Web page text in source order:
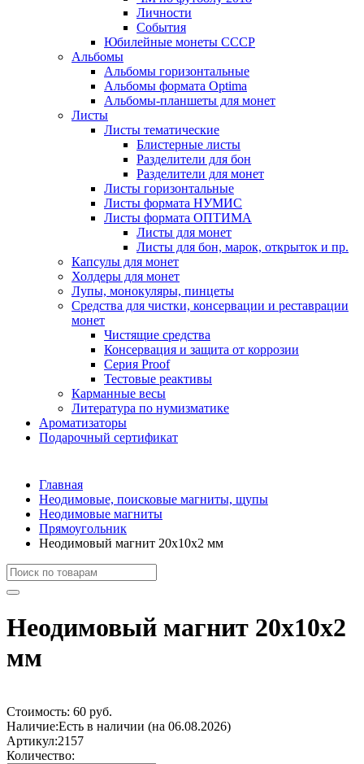
Личности
События
Юбилейные монеты СССР
Альбомы
Альбомы горизонтальные
Альбомы формата Optima
Альбомы-планшеты для монет
Листы
Листы тематические
Блистерные листы
Разделители для бон
Разделители для монет
Листы горизонтальные
Листы формата НУМИС
Листы формата ОПТИМА
Листы для монет
Листы для бон, марок, открыток и пр.
Капсулы для монет
Холдеры для монет
Лупы, монокуляры, пинцеты
Средства для чистки, консервации и реставрации
монет
Чистящие средства
Консервация и защита от коррозии
Серия Proof
Тестовые реактивы
Карманные весы
Литература по нумизматике
Ароматизаторы
Подарочный сертификат
Главная
Неодимовые, поисковые магниты, щупы
Неодимовые магниты
Прямоугольник
Неодимовый магнит 20х10х2 мм
Неодимовый магнит 20х10х2
мм
Стоимость: 60 руб.
Наличие:Есть в наличии (на 06.08.2026)
Артикул:2157
Количество: